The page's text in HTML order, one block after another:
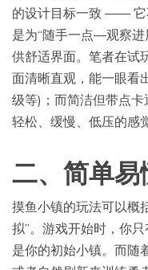
的设计目标一致 —— 它
是为“随手一点—观察
供舒适界面。笔者在试
面清晰直观，能一眼看
级等)；而简洁但带点
轻松、缓慢、低压的感
二、 简单易
摸鱼小镇的玩法可以概
拟”。游戏开始时，你
是你的初始小镇。而随